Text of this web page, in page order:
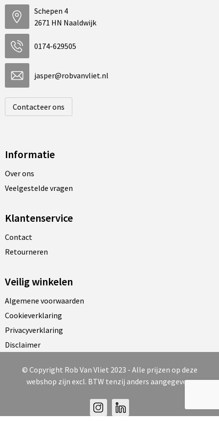
Schepen 4
2671 HN Naaldwijk
0174-629505
jasper@robvanvliet.nl
Contacteer ons
Informatie
Over ons
Veelgestelde vragen
Klantenservice
Contact
Retourneren
Veilig winkelen
Algemene voorwaarden
Cookieverklaring
Privacyverklaring
Disclaimer
© Copyright Rob Van Vliet 2023 - Alle prijzen op deze
webshop zijn excl. BTW tenzij anders aangegeven.